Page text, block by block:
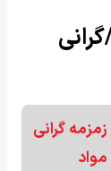
گرانی